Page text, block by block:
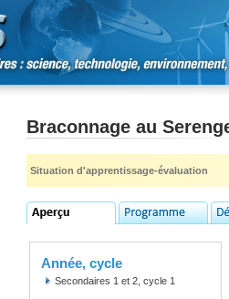
Braconnage au
Situation d'apprentissage-évaluation
Année, cycle
Secondaires 1 et 2, cycle 1